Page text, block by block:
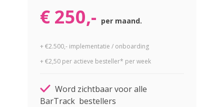
€ 250,- per maand.
+ €2.500,- implementatie / onboarding
+ €2,50 per actieve besteller* per week
Word zichtbaar voor alle
BarTrack bestellers